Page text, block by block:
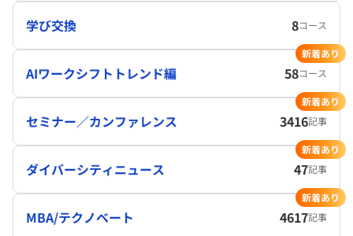
学び交換 8コース
AIワークシフトトレンド編 58コース
新着あり
セミナー／カンファレンス 3416記事
新着あり
ダイバーシティニュース 47記事
新着あり
MBA/テクノベート 4617記事
新着あり